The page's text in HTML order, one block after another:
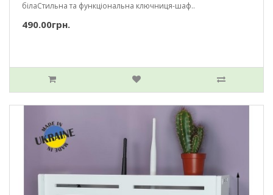
білаСтильна та функціональна ключниця-шаф..
490.00грн.